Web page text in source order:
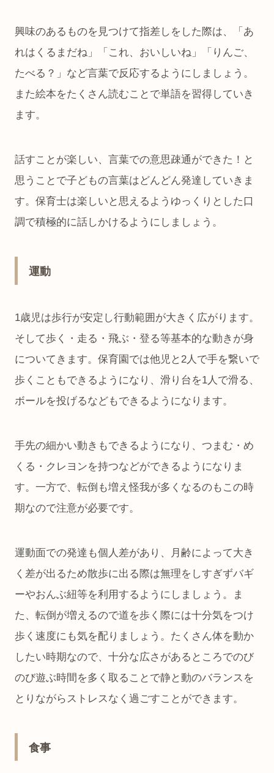
興味のあるものを見つけて指差しをした際は、「あ
れはくるまだね」「これ、おいしいね」「りんご、
たべる？」など言葉で反応するようにしましょう。
また絵本をたくさん読むことで単語を習得していき
ます。
話すことが楽しい、言葉での意思疎通ができた！と
思うことで子どもの言葉はどんどん発達していきま
す。保育士は楽しいと思えるようゆっくりとした口
調で積極的に話しかけるようにしましょう。
運動
1歳児は歩行が安定し行動範囲が大きく広がります。
そして歩く・走る・飛ぶ・登る等基本的な動きが身
についてきます。保育園では他児と2人で手を繋いで
歩くこともできるようになり、滑り台を1人で滑る、
ボールを投げるなどもできるようになります。
手先の細かい動きもできるようになり、つまむ・め
くる・クレヨンを持つなどができるようになりま
す。一方で、転倒も増え怪我が多くなるのもこの時
期なので注意が必要です。
運動面での発達も個人差があり、月齢によって大き
く差が出るため散歩に出る際は無理をしすぎずバギ
ーやおんぶ紐等を利用するようにしましょう。ま
た、転倒が増えるので道を歩く際には十分気をつけ
歩く速度にも気を配りましょう。たくさん体を動か
したい時期なので、十分な広さがあるところでのび
のび遊ぶ時間を多く取ることで静と動のバランスを
とりながらストレスなく過ごすことができます。
食事